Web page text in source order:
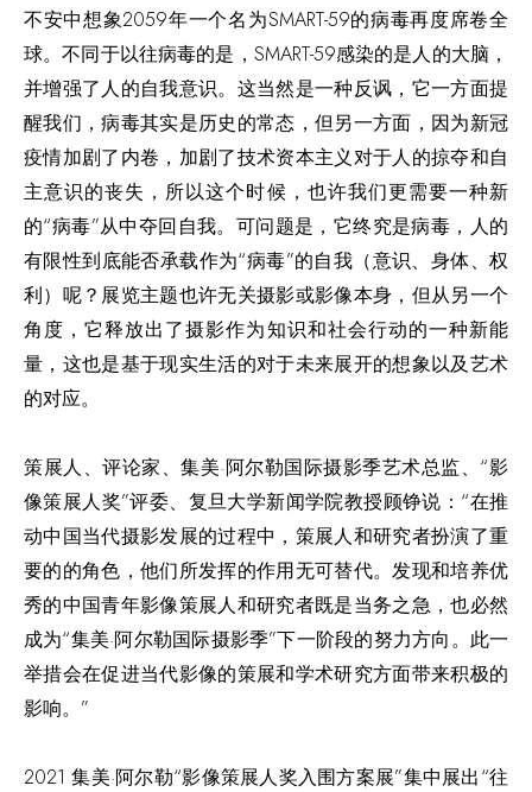
不安中想象2059年一个名为SMART-59的病毒再度席卷全
球。不同于以往病毒的是，SMART-59感染的是人的大脑，
并增强了人的自我意识。这当然是一种反讽，它一方面提
醒我们，病毒其实是历史的常态，但另一方面，因为新冠
疫情加剧了内卷，加剧了技术资本主义对于人的掠夺和自
主意识的丧失，所以这个时候，也许我们更需要一种新
的“病毒”从中夺回自我。可问题是，它终究是病毒，人的
有限性到底能否承载作为“病毒”的自我（意识、身体、权
利）呢？展览主题也许无关摄影或影像本身，但从另一个
角度，它释放出了摄影作为知识和社会行动的一种新能
量，这也是基于现实生活的对于未来展开的想象以及艺术
的对应。
策展人、评论家、集美·阿尔勒国际摄影季艺术总监、“影
像策展人奖”评委、复旦大学新闻学院教授顾铮说：“在推
动中国当代摄影发展的过程中，策展人和研究者扮演了重
要的的角色，他们所发挥的作用无可替代。发现和培养优
秀的中国青年影像策展人和研究者既是当务之急，也必然
成为“集美·阿尔勒国际摄影季”下一阶段的努力方向。此一
举措会在促进当代影像的策展和学术研究方面带来积极的
影响。”
2021 集美·阿尔勒“影像策展人奖入围方案展”集中展出“往